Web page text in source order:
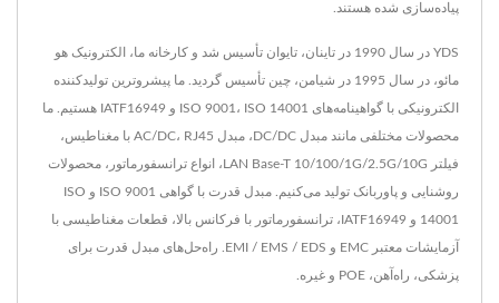
پیاده‌سازی شده هستند.
YDS در سال 1990 در تاینان، تایوان تأسیس شد و کارخانه ما، الکترونیک هو
مائو، در سال 1995 در شیامن، چین تأسیس گردید. ما پیشروترین تولیدکننده
الکترونیکی با گواهینامه‌های ISO 9001، ISO 14001 و IATF16949 هستیم. ما
محصولات مختلفی مانند مبدل DC/DC، مبدل AC/DC، RJ45 با مغناطیس،
فیلتر LAN Base-T 10/100/1G/2.5G/10G، انواع ترانسفورماتور، محصولات
روشنایی و پاوربانک تولید می‌کنیم. مبدل قدرت با گواهی ISO 9001 و ISO
14001 و IATF16949، ترانسفورماتور با فرکانس بالا، قطعات مغناطیسی با
آزمایشات معتبر EMC و EMI / EMS / EDS. راه‌حل‌های مبدل قدرت برای
پزشکی، راه‌آهن، POE و غیره.